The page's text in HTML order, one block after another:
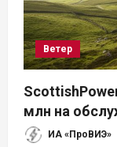
Ветер
млн на
ИА «ПроВИЭ»